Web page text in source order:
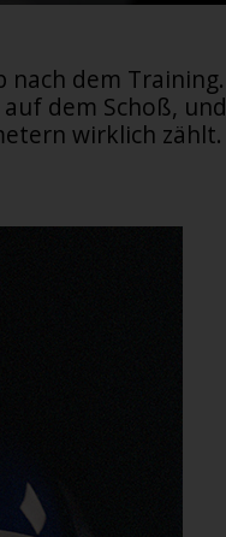
dem Training.
dem Schoß, und
wirklich zählt.